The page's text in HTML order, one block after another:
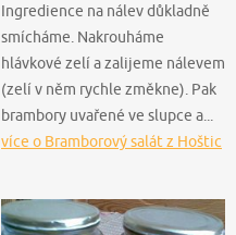
Ingredience na nálev důkladně
smícháme. Nakrouháme
hlávkové zelí a zalijeme nálevem
(zelí v něm rychle změkne). Pak
brambory uvařené ve slupce a...
více o Bramborový salát z Hoštic